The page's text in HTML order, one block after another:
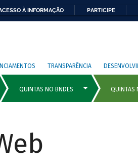
À INFORMAÇÃO PARTICIPE
TRANSPARÊNCIA